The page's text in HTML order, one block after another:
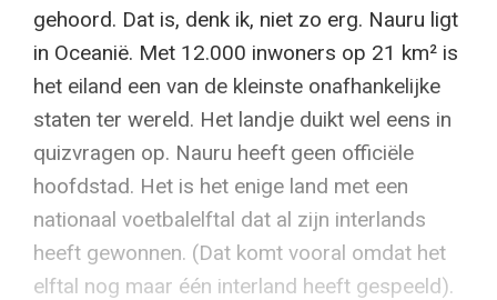
gehoord. Dat is, denk ik, niet zo erg. Nauru ligt
in Oceanië. Met 12.000 inwoners op 21 km² is
het eiland een van de kleinste onafhankelijke
staten ter wereld. Het landje duikt wel eens in
quizvragen op. Nauru heeft geen officiële
hoofdstad. Het is het enige land met een
nationaal voetbalelftal dat al zijn interlands
heeft gewonnen. (Dat komt vooral omdat het
elftal nog maar één interland heeft gespeeld).